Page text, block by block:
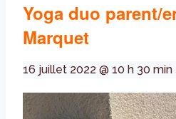
Yoga duo parent/
Marquet
16 juillet 2022 @ 10 h 30 min